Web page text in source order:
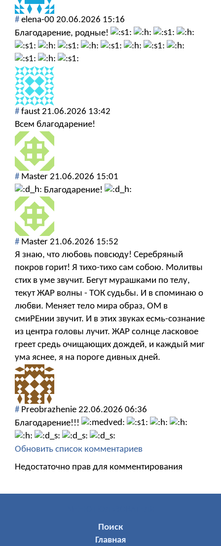
# elena-00 20.06.2026 15:16
Благодарение, родные!
# faust 21.06.2026 13:42
Всем благодарение!
# Мaster 21.06.2026 15:01
Благодарение!
# Мaster 21.06.2026 15:52
Я знаю, что любовь повсюду! Серебряный
покров горит! Я тихо-тихо сам собою. Молитвы
стих в уме звучит. Бегут мурашками по телу,
текут ЖАР волны - ТОК судьбы. И в споминаю о
любви. Меняет тело мира образ, ОМ в
смиРЕнии звучит. И в этих звуках есмь-сознание
из центра головы лучит. ЖАР солнце ласковое
греет средь очищающих дождей, и каждый миг
ума яснее, я на пороге дивных дней.
# Preobrazhenie 22.06.2026 06:36
Благодарение!!!
Обновить список комментариев
Недостаточно прав для комментирования
Поиск
Главная